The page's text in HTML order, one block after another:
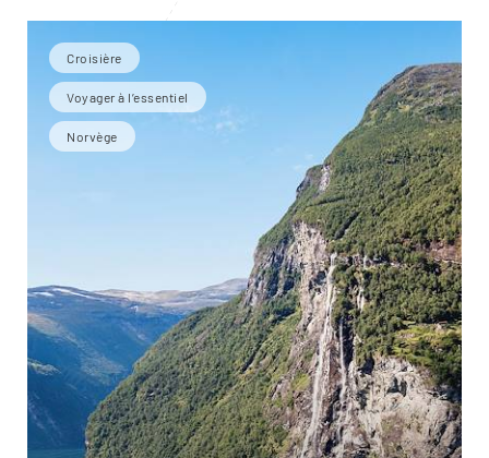
Croisière
Voyager à l’essentiel
Norvège